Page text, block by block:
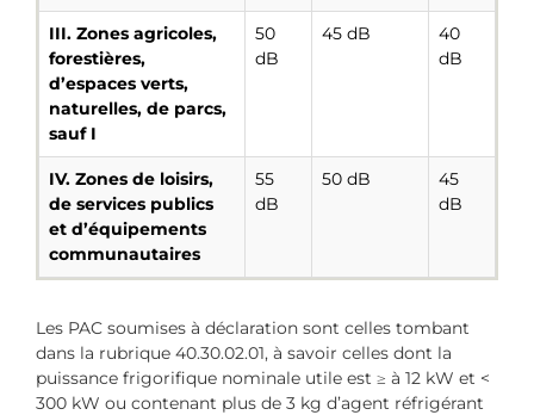
III. Zones agricoles,
forestières,
d’espaces verts,
naturelles, de parcs,
sauf I
50
dB
45 dB
40
dB
IV. Zones de loisirs,
de services publics
et d’équipements
communautaires
55
dB
50 dB
45
dB
Les PAC soumises à déclaration sont celles tombant
dans la rubrique 40.30.02.01, à savoir celles dont la
puissance frigorifique nominale utile est ≥ à 12 kW et <
300 kW ou contenant plus de 3 kg d’agent réfrigérant